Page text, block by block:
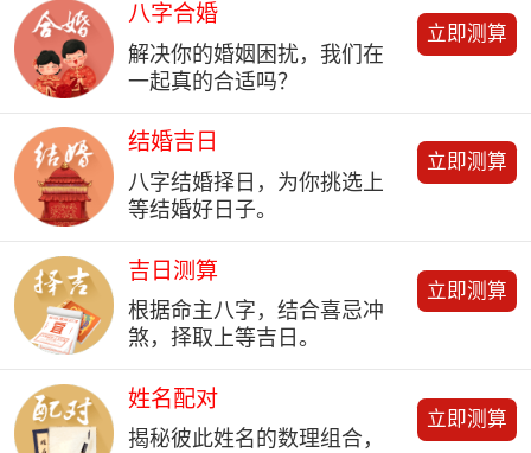
八字合婚
解决你的婚姻困扰，我们在
一起真的合适吗？
立即测算
结婚吉日
八字结婚择日，为你挑选上
等结婚好日子。
立即测算
吉日测算
根据命主八字，结合喜忌冲
煞，择取上等吉日。
立即测算
姓名配对
揭秘彼此姓名的数理组合，
立即测算